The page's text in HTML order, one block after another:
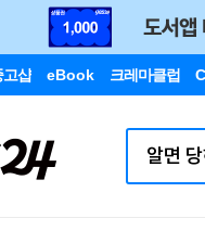
고샵 eBook 크레마클럽